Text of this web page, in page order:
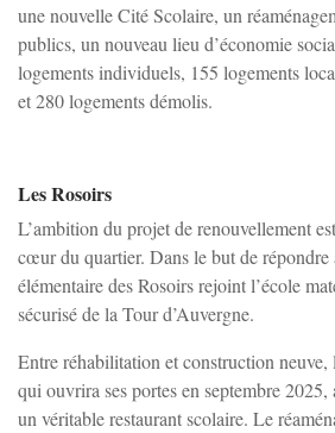
une nouvelle Cité Scolaire, un
publics, un nouveau lieu d’économie
logements individuels, 155 logements
et 280 logements démolis.
Les Rosoirs
L’ambition du projet de renouvellement
cœur du quartier. Dans le but de répondre
élémentaire des Rosoirs rejoint l’école
sécurisé de la Tour d’Auvergne.
Entre réhabilitation et construction
qui ouvrira ses portes en septembre
un véritable restaurant scolaire. Le